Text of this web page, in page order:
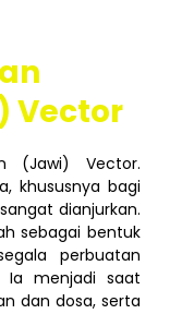
Vector
(Jawi) Vector.
khususnya bagi
dianjurkan.
sebagai bentuk
perbuatan
Ia menjadi saat
dan dosa, serta